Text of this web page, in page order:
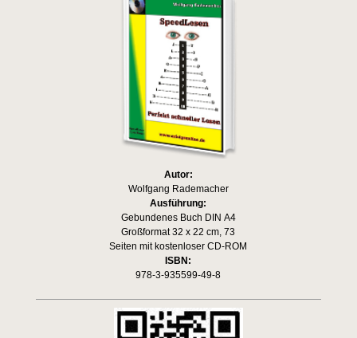
Autor:
Wolfgang Rademacher
Ausführung:
Gebundenes Buch DIN A4
Großformat 32 x 22 cm, 73
Seiten mit kostenloser CD-ROM
ISBN:
978-3-935599-49-8